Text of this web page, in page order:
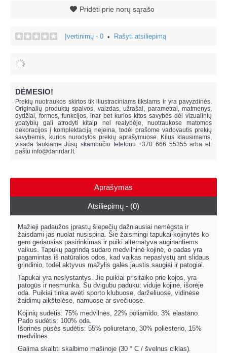
Pridėti prie norų sąrašo
Įvertinimų - 0 • Rašyti atsiliepimą
DĖMESIO!
Prekių nuotraukos skirtos tik iliustraciniams tikslams ir yra pavyzdinės.
Originalių produktų spalvos, vaizdas, užrašai, parametrai, matmenys,
dydžiai, formos, funkcijos, ir/ar bet kurios kitos savybės dėl vizualinių
ypatybių gali atrodyti kitaip nei realybėje, nuotraukose matomos
dekoracijos į komplektaciją neįeina, todėl prašome vadovautis prekių
savybėmis, kurios nurodytos prekių aprašymuose. Kilus klausimams,
visada laukiame Jūsų skambučio telefonu +370 666 55355 arba el.
paštu info@darirdar.lt.
Aprašymas
Atsiliepimų - (0)
Mažieji padaužos įprastų šlepečių dažniausiai nemėgsta ir
žaisdami jas nuolat nusispiria. Šie žaismingi tapukai-kojinytės ko
gero geriausias pasirinkimas ir puiki alternatyva auginantiems
vaikus. Tapukų pagrindą sudaro medvilninė kojinė, o padas yra
pagamintas iš natūralios odos, kad vaikas nepaslystų ant slidaus
grindinio, todėl aktyvus mažylis galės jaustis saugiai ir patogiai.
Tapukai yra neslystantys. Jie puikiai prisitaiko prie kojos, yra
patogūs ir nesmunka. Su dvigubu paduku: viduje kojinė, išorėje
oda. Puikiai tinka avėti sporto klubuose, darželiuose, vidinėse
žaidimų aikštelėse, namuose ar svečiuose.
Kojinių sudėtis: 75% medvilnės, 22% poliamido, 3% elastano.
Pado sudėtis: 100% oda.
Išorinės pusės sudėtis: 55% poliuretano, 30% poliesterio, 15%
medvilnės.
Galima skalbti skalbimo mašinoje (30 ° C / švelnus ciklas).